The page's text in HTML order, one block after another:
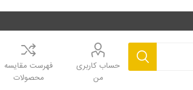
حساب کاربری
من
فهرست مقایسه
محصولات